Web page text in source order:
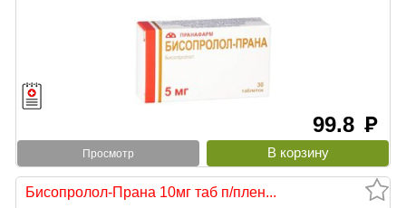
99.8 руб
Просмотр
Бисопролол-Прана 10мг таб п/плен...